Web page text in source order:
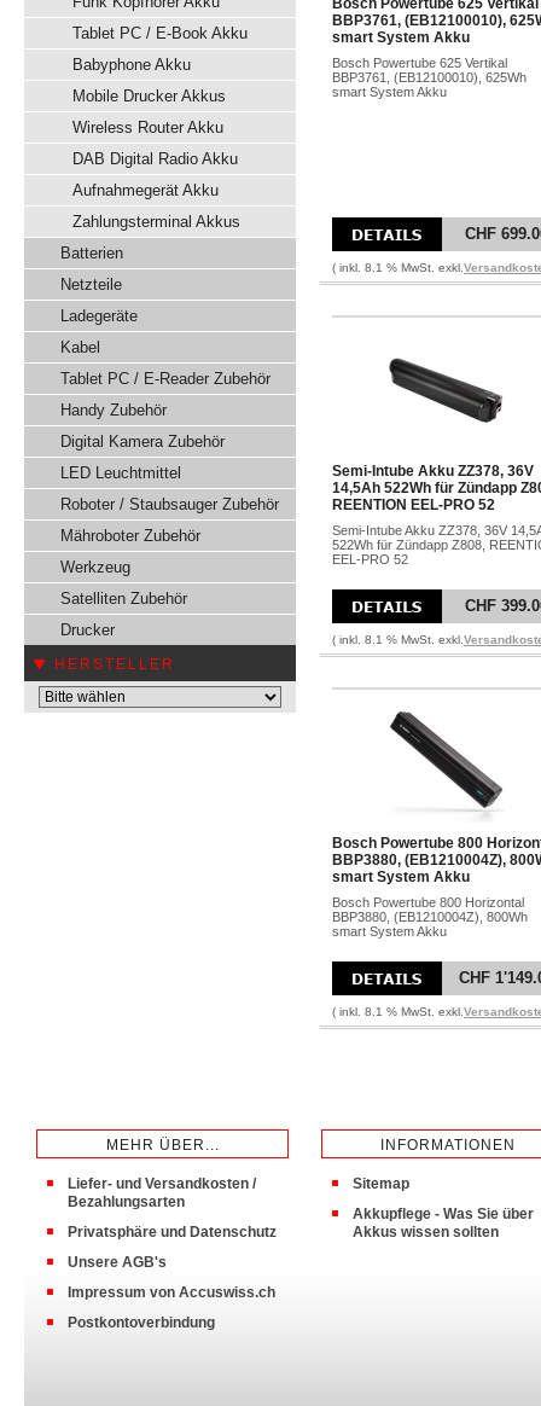
Tablet PC / E-Book Akku
Babyphone Akku
Mobile Drucker Akkus
Wireless Router Akku
DAB Digital Radio Akku
Aufnahmegerät Akku
Zahlungsterminal Akkus
Batterien
Netzteile
Ladegeräte
Kabel
Tablet PC / E-Reader Zubehör
Handy Zubehör
Digital Kamera Zubehör
LED Leuchtmittel
Roboter / Staubsauger Zubehör
Mähroboter Zubehör
Werkzeug
Satelliten Zubehör
Drucker
HERSTELLER
Bosch Powertube 625 Vertikal
BBP3761, (EB12100010),
smart System Akku
Bosch Powertube 625 Vertikal
BBP3761, (EB12100010), 625Wh
smart System Akku
CHF
( inkl. 8.1 % MwSt. exkl.
Semi-Intube Akku ZZ378, 36V
14,5Ah 522Wh für Zündapp
REENTION EEL-PRO 52
Semi-Intube Akku ZZ378, 36V
522Wh für Zündapp Z808,
EEL-PRO 52
CHF
( inkl. 8.1 % MwSt. exkl.
Bosch Powertube 800
BBP3880, (EB1210004Z),
smart System Akku
Bosch Powertube 800 Horizontal
BBP3880, (EB1210004Z), 800Wh
smart System Akku
CHF
( inkl. 8.1 % MwSt. exkl.
MEHR ÜBER...
Liefer- und Versandkosten /
Bezahlungsarten
Privatsphäre und Datenschutz
Unsere AGB's
Impressum von Accuswiss.ch
Postkontoverbindung
INFORMATIONEN
Sitemap
Akkupflege - Was Sie über
Akkus wissen sollten